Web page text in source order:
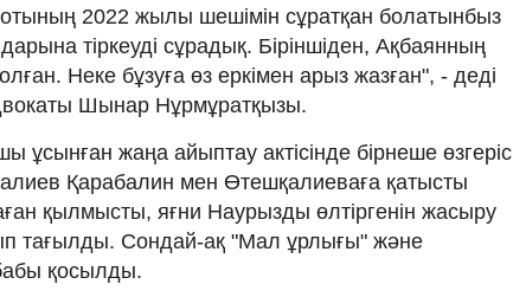
2022 жылы шешімін сұратқан болатынбыз
тіркеуді сұрадық. Біріншіден, Ақбаянның
Неке бұзуға өз еркімен арыз жазған", - деді
Шынар Нұрмұратқызы.
ұсынған жаңа айыптау актісінде бірнеше өзгеріс
Қарабалин мен Өтешқалиеваға қатысты
қылмысты, яғни Наурызды өлтіргенін жасыру
тағылды. Сондай-ақ "Мал ұрлығы" және
қосылды.